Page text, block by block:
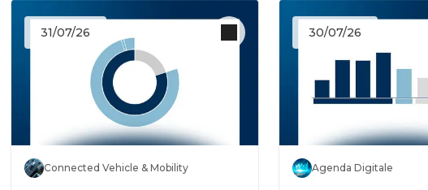
31/07/26
Connected Vehicle & Mobility
30/07/26
Agenda Digitale